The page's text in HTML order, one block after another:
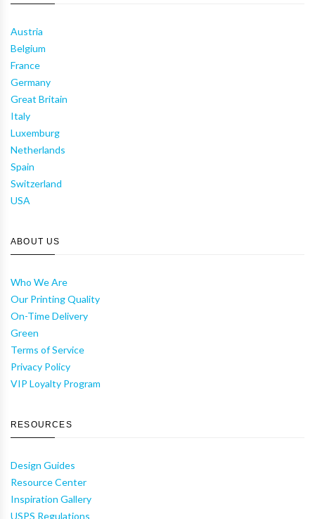
Austria
Belgium
France
Germany
Great Britain
Italy
Luxemburg
Netherlands
Spain
Switzerland
USA
ABOUT US
Who We Are
Our Printing Quality
On-Time Delivery
Green
Terms of Service
Privacy Policy
VIP Loyalty Program
RESOURCES
Design Guides
Resource Center
Inspiration Gallery
USPS Regulations